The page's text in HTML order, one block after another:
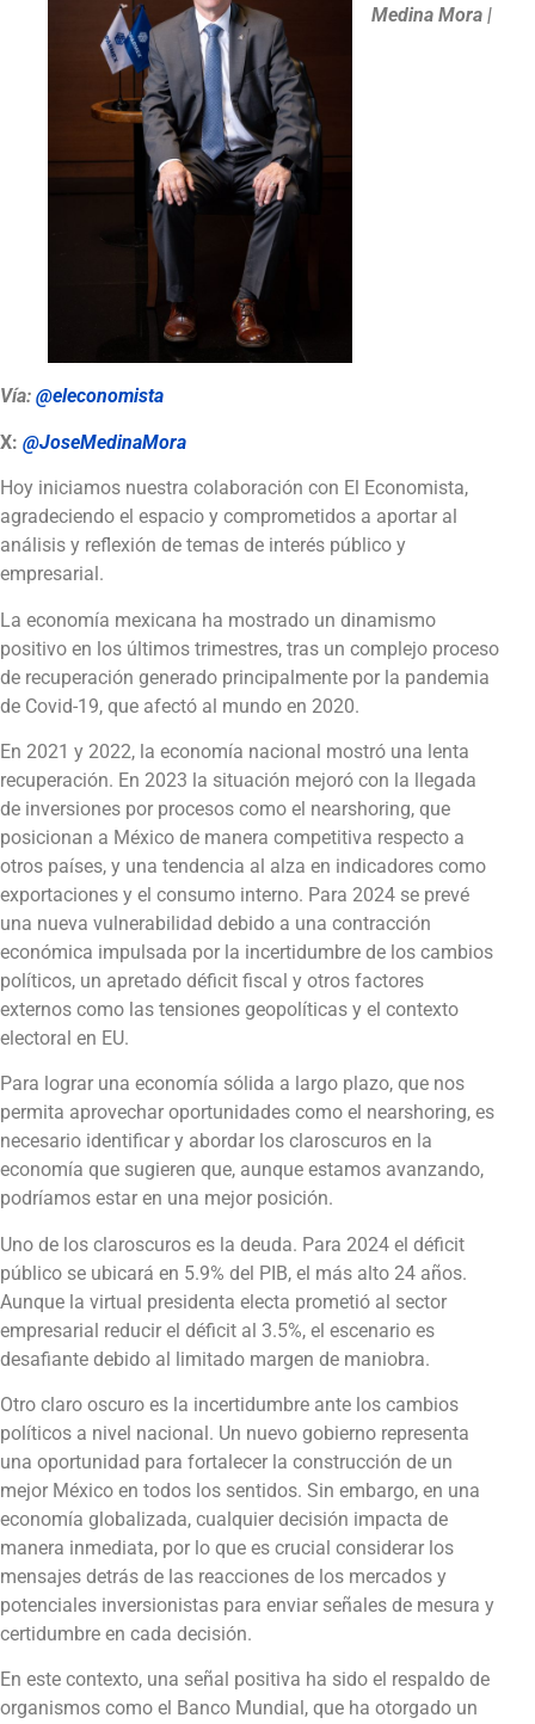
Medina Mora |
Vía: @eleconomista
X: @JoseMedinaMora
Hoy iniciamos nuestra colaboración con El Economista,
agradeciendo el espacio y comprometidos a aportar al
análisis y reflexión de temas de interés público y
empresarial.
La economía mexicana ha mostrado un dinamismo
positivo en los últimos trimestres, tras un complejo proceso
de recuperación generado principalmente por la pandemia
de Covid-19, que afectó al mundo en 2020.
En 2021 y 2022, la economía nacional mostró una lenta
recuperación. En 2023 la situación mejoró con la llegada
de inversiones por procesos como el nearshoring, que
posicionan a México de manera competitiva respecto a
otros países, y una tendencia al alza en indicadores como
exportaciones y el consumo interno. Para 2024 se prevé
una nueva vulnerabilidad debido a una contracción
económica impulsada por la incertidumbre de los cambios
políticos, un apretado déficit fiscal y otros factores
externos como las tensiones geopolíticas y el contexto
electoral en EU.
Para lograr una economía sólida a largo plazo, que nos
permita aprovechar oportunidades como el nearshoring, es
necesario identificar y abordar los claroscuros en la
economía que sugieren que, aunque estamos avanzando,
podríamos estar en una mejor posición.
Uno de los claroscuros es la deuda. Para 2024 el déficit
público se ubicará en 5.9% del PIB, el más alto 24 años.
Aunque la virtual presidenta electa prometió al sector
empresarial reducir el déficit al 3.5%, el escenario es
desafiante debido al limitado margen de maniobra.
Otro claro oscuro es la incertidumbre ante los cambios
políticos a nivel nacional. Un nuevo gobierno representa
una oportunidad para fortalecer la construcción de un
mejor México en todos los sentidos. Sin embargo, en una
economía globalizada, cualquier decisión impacta de
manera inmediata, por lo que es crucial considerar los
mensajes detrás de las reacciones de los mercados y
potenciales inversionistas para enviar señales de mesura y
certidumbre en cada decisión.
En este contexto, una señal positiva ha sido el respaldo de
organismos como el Banco Mundial, que ha otorgado un